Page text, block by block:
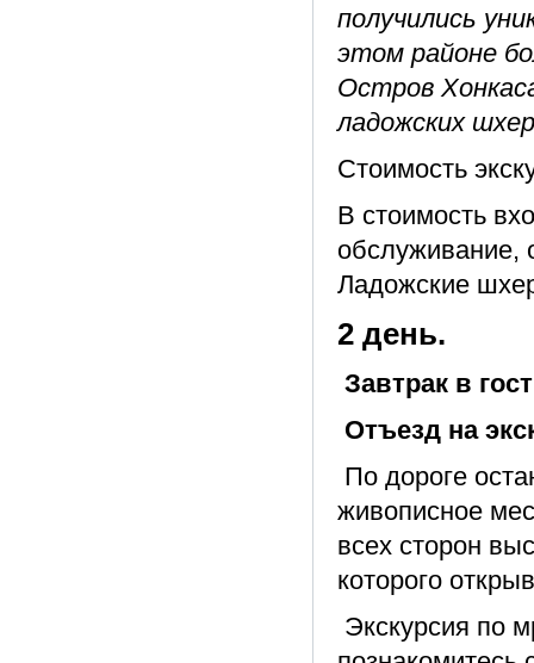
получились
этом районе
Остров
ладожских
Стоимость
В стоимость
обслуживание,
Ладожские
2 день.
Завтрак в
Отъезд на
По дороге
живописное
всех сторон
которого
Экскурсия по